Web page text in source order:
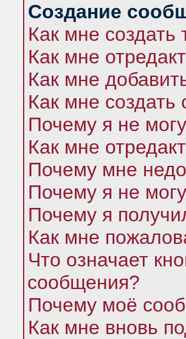
Создание
Как мне
Как мне
Как мне
Как мне создать
Почему я не
Как мне
Почему мне
Почему я не
Почему я
Как мне
Что означает
сообщения?
Почему моё
Как мне вновь